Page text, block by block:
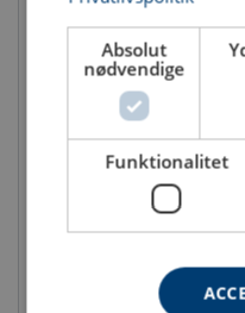
Sjækkel Crosby G-2130
WLL: 0.33 - 150 ton
Absolut
nødvendige
Funktionalitet